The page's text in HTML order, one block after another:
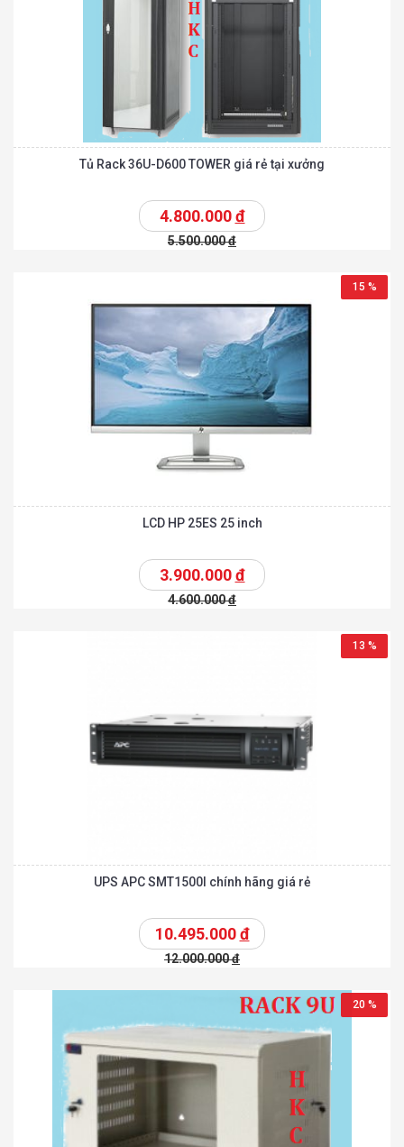
Tủ Rack 36U-D600 TOWER giá rẻ tại xưởng
4.800.000đ
5.500.000đ
15 %
LCD HP 25ES 25 inch
3.900.000đ
4.600.000đ
13 %
UPS APC SMT1500I chính hãng giá rẻ
10.495.000đ
12.000.000đ
20 %